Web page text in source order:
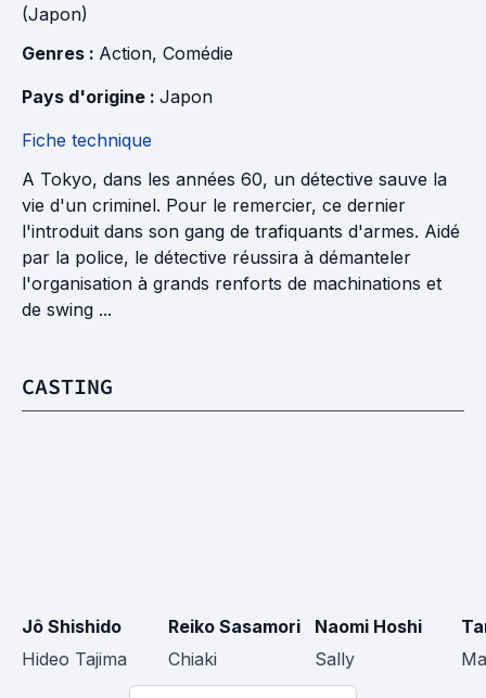
(Japon)
Genres : Action, Comédie
Pays d'origine : Japon
Fiche technique
A Tokyo, dans les années 60, un détective sauve la
vie d'un criminel. Pour le remercier, ce dernier
l'introduit dans son gang de trafiquants d'armes. Aidé
par la police, le détective réussira à démanteler
l'organisation à grands renforts de machinations et
de swing ...
CASTING
Jô Shishido
Hideo Tajima
Reiko Sasamori
Chiaki
Naomi Hoshi
Sally